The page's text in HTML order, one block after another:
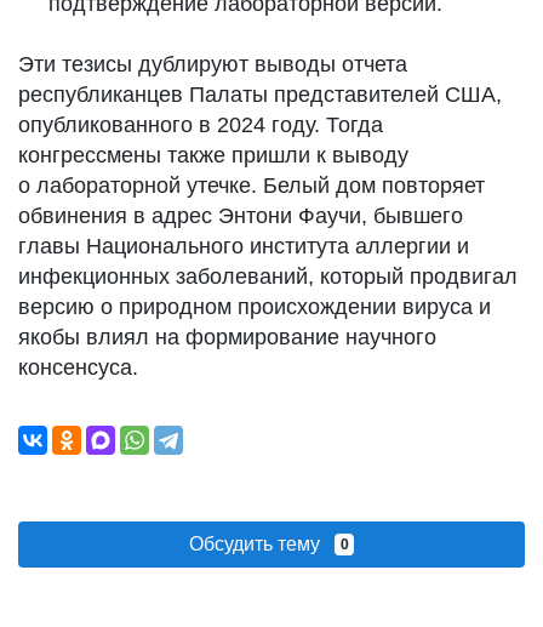
Эти тезисы дублируют выводы отчета
республиканцев Палаты представителей США,
опубликованного в 2024 году. Тогда
конгрессмены также пришли к выводу
о лабораторной утечке. Белый дом повторяет
обвинения в адрес Энтони Фаучи, бывшего
главы Национального института аллергии и
инфекционных заболеваний, который продвигал
версию о природном происхождении вируса и
якобы влиял на формирование научного
консенсуса.
Обсудить тему 0